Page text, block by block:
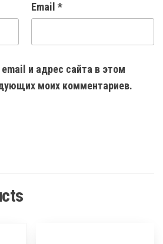
Email *
и адрес сайта в этом
моих комментариев.